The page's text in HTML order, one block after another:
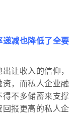
减也降低了全要
让收入的信仰，
，而私人企业融
不多储蓄来支撑
报更高的私人企